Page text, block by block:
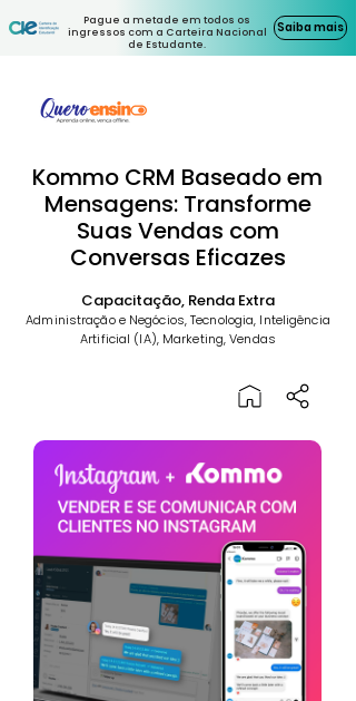
Pague a metade em todos os
ingressos com a Carteira Nacional
de Estudante.
Saiba mais
Kommo CRM Baseado em
Mensagens: Transforme
Suas Vendas com
Conversas Eficazes
Capacitação, Renda Extra
Administração e Negócios, Tecnologia, Inteligência
Artificial (IA), Marketing, Vendas